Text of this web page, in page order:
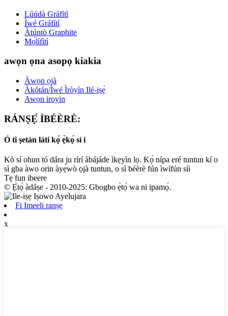
Lúúdà Gráfítì
Ìwé Gráfítì
Àtúntò Graphite
Mọ́lífìtì
awọn ọna asopọ kiakia
Àwọn ọjà
Àkótán/Ìwé Ìròyìn Ilé-iṣẹ́
Awọn iroyin
RÁNṢẸ́ ÌBÉÈRÈ:
Ó ti ṣetán láti kọ́ ẹ̀kọ́ sí i
Kò sí ohun tó dára ju rírí àbájáde ìkẹyìn lọ. Kọ́ nípa eré tuntun kí o
sì gba àwo orin àyẹ̀wò ọjà tuntun, o sì béèrè fún ìwífún síi
Tẹ fun ibeere
© Ẹ̀tọ́ àdáṣe - 2010-2025: Gbogbo ẹ̀tọ́ wa ni ipamọ́.
Fi Imeeli ranṣẹ
x